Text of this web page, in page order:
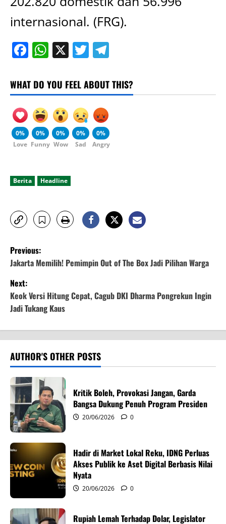
internasional. (FRG).
Facebook
WhatsApp
X Twitter
WHAT DO YOU FEEL ABOUT THIS?
0%
Love
0%
Funny
0%
Wow
0%
Sad
0%
Angry
Berita Headline
P
o
s
t
n
a
v
i
g
a
t
i
o
Previous:
Jakarta Memilih! Pemimpin Out of The Box Jadi Pilihan Warga
Next:
Keok Versi Hitung Cepat, Cagub DKI Dharma Pongrekun Ingin
Jadi Tukang Kaus
AUTHOR'S OTHER POSTS
Kritik Boleh, Provokasi Jangan, Garda
Bangsa Dukung Penuh Program Presiden
20/06/2026 0
Hadir di Market Lokal Reku, IDNG Perluas
Akses Publik ke Aset Digital Berbasis Nilai
Nyata
20/06/2026 0
Rupiah Lemah Terhadap Dolar, Legislator